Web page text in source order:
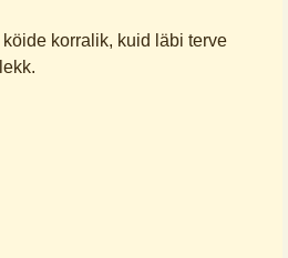
korralik, kuid läbi terve